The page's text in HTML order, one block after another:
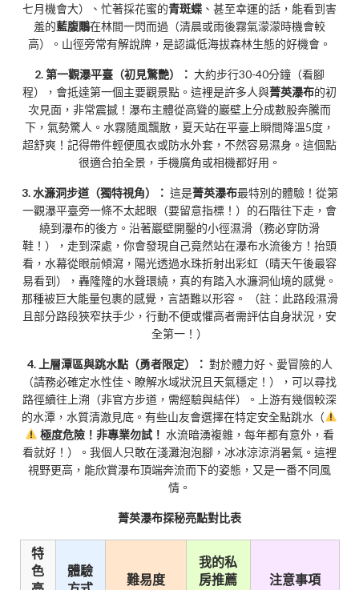
七月機會大）、忙著採花蜜的青斑蝶 、甚至幸運的話，能看到害
羞的藍腹鷴在林間一閃而過（清晨或雨後霧氣濛濛時機會較
高）。山徑旁常有解說牌，是認識低海拔森林生態的好機會。
2. 第一觀瀑平臺（初見驚艷）： 大約步行30-40分鐘（看腳
程），會抵達第一個主要觀景點。這裡是許多人與菁英瀑布的初
次見面，非常震撼！瀑布主體從高聳的巖壁上分成數股奔騰而
下，氣勢驚人。水霧隨風飄散，夏天站在平臺上瞬間降溫5度，
超舒爽！記得帶件輕便風衣或防水外套，不然容易濕身。這個點
很適合拍全景，手機廣角或相機都好用。
3. 水濂洞步道（獨特視角）： 這是菁英瀑布最特別的體驗！從第
一觀瀑平臺旁一條不太起眼（要留意指標！）的石階往下走，會
繞到瀑布的後方。沿著巖壁開鑿的小徑濕滑（務必穿防滑
鞋！），走到深處，你會發現自己竟然站在瀑布水流後方！抬頭
看，水幕從眼前傾瀉，陽光透過水珠折射出彩虹（晴天午後最容
易看到），轟隆隆的水聲環繞，真的有踏入水濂洞仙境的感覺。
那種被巨大能量包裹的感覺，言語難以形容。 （註：此路段濕滑
且部分路段狹窄扶手少，行動不便或懼高者需評估自身狀況，安
全第一！）
4. 上層潭區與跳水點（勇者限定）： 對於體力好、愛冒險的人
（請務必確定水性佳、瞭解水域狀況且天氣穩定！），可以尋找
路徑續往上溯（非官方步道，需經驗與結伴）。上游有幾個較深
的水潭，水質清澈見底。有些山友會選擇在特定安全點跳水（
極度危險！非專業勿試！ 水流暗湧複雜，每年都有意外，看
看就好！）。我個人只敢在淺灘泡泡腳，冰冰涼涼消暑氣。這裡
視野更高，能欣賞瀑布頂端奔流而下的姿態，又是一番不同風
情。
菁英瀑布探秘亮點對比表
特
色
體驗
難易度
我的私
房推薦
注意事項